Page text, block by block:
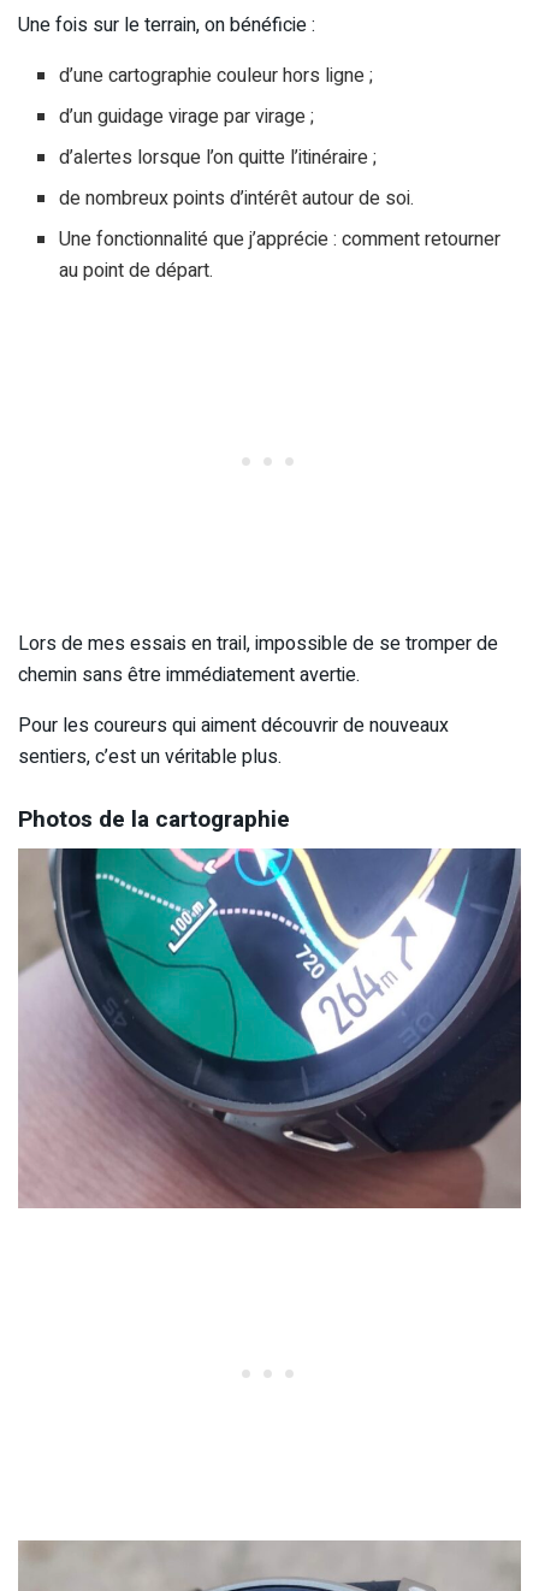
Une fois sur le terrain, on bénéficie :
d’une cartographie couleur hors ligne ;
d’un guidage virage par virage ;
d’alertes lorsque l’on quitte l’itinéraire ;
de nombreux points d’intérêt autour de soi.
Une fonctionnalité que j’apprécie : comment retourner
au point de départ.
Lors de mes essais en trail, impossible de se tromper de
chemin sans être immédiatement avertie.
Pour les coureurs qui aiment découvrir de nouveaux
sentiers, c’est un véritable plus.
Photos de la cartographie